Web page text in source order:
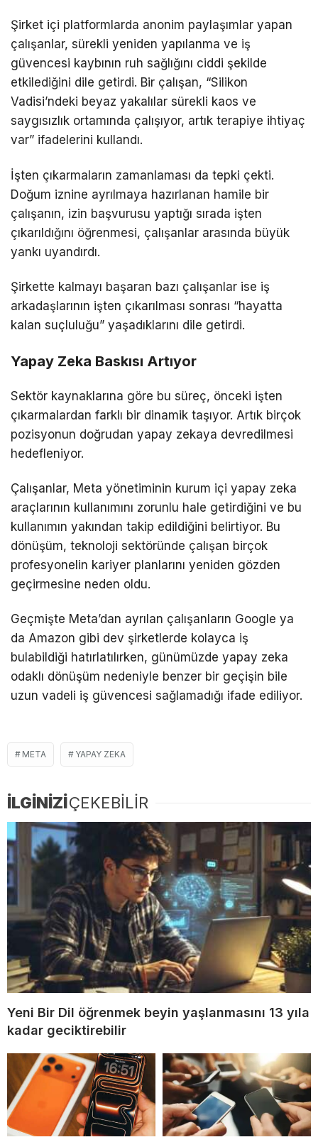
Şirket içi platformlarda anonim paylaşımlar yapan
çalışanlar, sürekli yeniden yapılanma ve iş
güvencesi kaybının ruh sağlığını ciddi şekilde
etkilediğini dile getirdi. Bir çalışan, “Silikon
Vadisi’ndeki beyaz yakalılar sürekli kaos ve
saygısızlık ortamında çalışıyor, artık terapiye ihtiyaç
var” ifadelerini kullandı.
İşten çıkarmaların zamanlaması da tepki çekti.
Doğum iznine ayrılmaya hazırlanan hamile bir
çalışanın, izin başvurusu yaptığı sırada işten
çıkarıldığını öğrenmesi, çalışanlar arasında büyük
yankı uyandırdı.
Şirkette kalmayı başaran bazı çalışanlar ise iş
arkadaşlarının işten çıkarılması sonrası “hayatta
kalan suçluluğu” yaşadıklarını dile getirdi.
Yapay Zeka Baskısı Artıyor
Sektör kaynaklarına göre bu süreç, önceki işten
çıkarmalardan farklı bir dinamik taşıyor. Artık birçok
pozisyonun doğrudan yapay zekaya devredilmesi
hedefleniyor.
Çalışanlar, Meta yönetiminin kurum içi yapay zeka
araçlarının kullanımını zorunlu hale getirdiğini ve bu
kullanımın yakından takip edildiğini belirtiyor. Bu
dönüşüm, teknoloji sektöründe çalışan birçok
profesyonelin kariyer planlarını yeniden gözden
geçirmesine neden oldu.
Geçmişte Meta’dan ayrılan çalışanların Google ya
da Amazon gibi dev şirketlerde kolayca iş
bulabildiği hatırlatılırken, günümüzde yapay zeka
odaklı dönüşüm nedeniyle benzer bir geçişin bile
uzun vadeli iş güvencesi sağlamadığı ifade ediliyor.
META YAPAY ZEKA
İLGİNİZİÇEKEBİLİR
Yeni Bir Dil öğrenmek beyin yaşlanmasını 13 yıla
kadar geciktirebilir